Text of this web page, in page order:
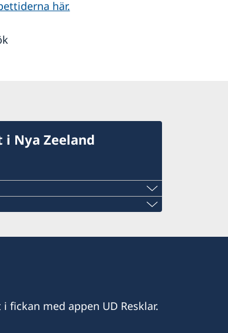
här.
Nya Zeeland
med appen UD Resklar.